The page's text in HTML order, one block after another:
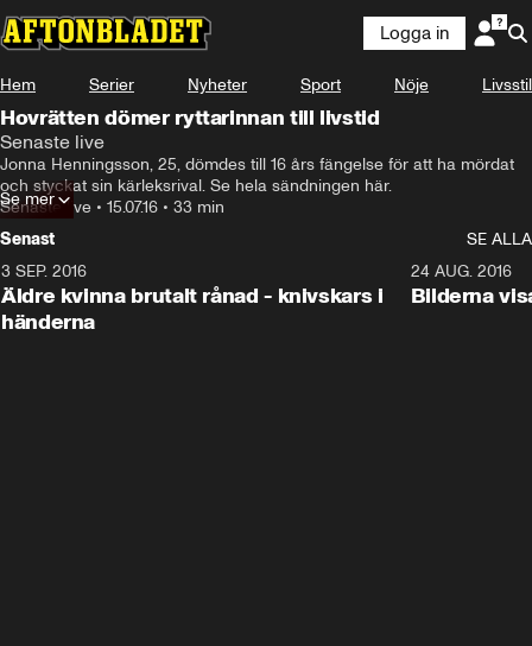
Logga in
Hem Serier Nyheter Sport Nöje Livsstil
Hovrätten dömer ryttarinnan till livstid
Senaste live
Jonna Henningsson, 25, dömdes till 16 års fängelse för att ha mördat
och styckat sin kärleksrival. Se hela sändningen här.
Senaste live • 15.07.16 • 33 min
Se mer
Senast
SE ALLA
3 SEP. 2016
Äldre kvinna brutalt rånad - knivskars i
händerna
24 AUG. 2016
Bilderna